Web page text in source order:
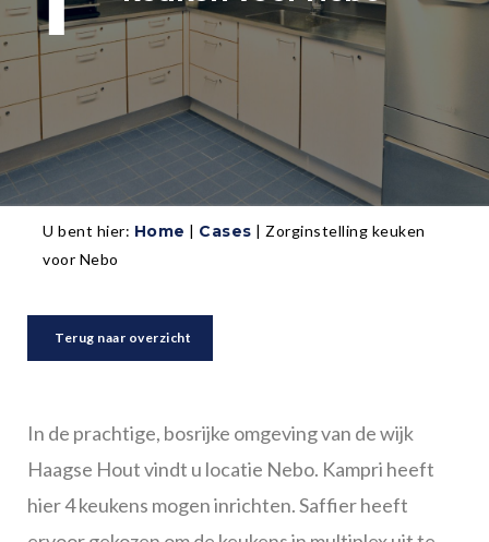
U bent hier: Home | Cases | Zorginstelling keuken
voor Nebo
Terug naar overzicht
In de prachtige, bosrijke omgeving van de wijk
Haagse Hout vindt u locatie Nebo. Kampri heeft
hier 4 keukens mogen inrichten. Saffier heeft